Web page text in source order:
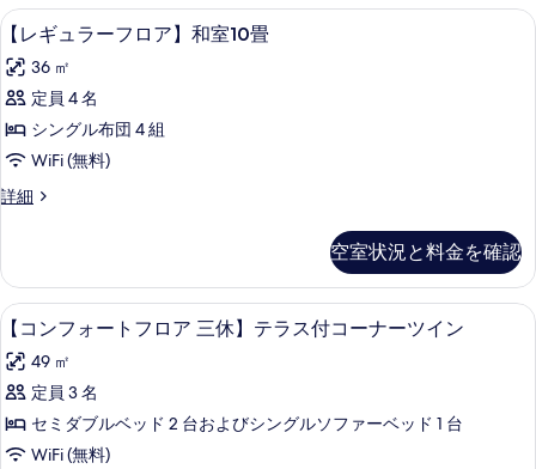
を
表
示
す
る
室
B
の
す
べ
て
の
真
を
表
示
す
る
室
の
詳
細
露
天
風
呂
テ
ラ
ス
イ
ン
の
す
べ
て
湯
楼】
有
露
風
呂
ラ
イ
ン
の
詳
細
【レ
ギ
ュ
ラ
ー
ロ
和
室
10
畳
の
す
べ
【レギュラーフロア】和室10畳 | 羽
5
【レギュラーフロア】和室10畳
36 ㎡
定員 4 名
シングル布団 4 組
WiFi (無料)
詳細
【レ
ー
フ
ロ
和
室
畳
の
空室状況と料金を確認
【コ
ン
フ
ォ
ー
【コンフォートフロア 三休】テラス
6
【コンフォートフロア 三休】テラス付コーナーツイン
49 ㎡
定員 3 名
セミダブルベッド 2 台およびシングルソファーベッド 1 台
WiFi (無料)